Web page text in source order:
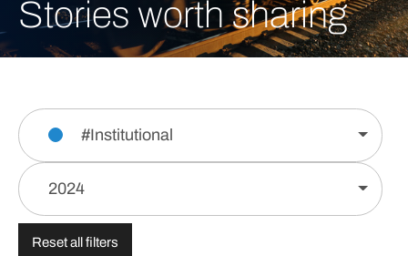
Stories worth sharing
#Institutional
2024
Reset all filters